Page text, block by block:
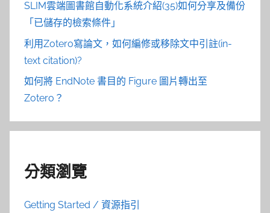
SLIM雲端圖書館自動化系統介紹(35)如何分享及備份
「已儲存的檢索條件」
利用Zotero寫論文，如何編修或移除文中引註(in-
text citation)?
如何將 EndNote 書目的 Figure 圖片轉出至
Zotero？
分類瀏覽
Getting Started / 資源指引